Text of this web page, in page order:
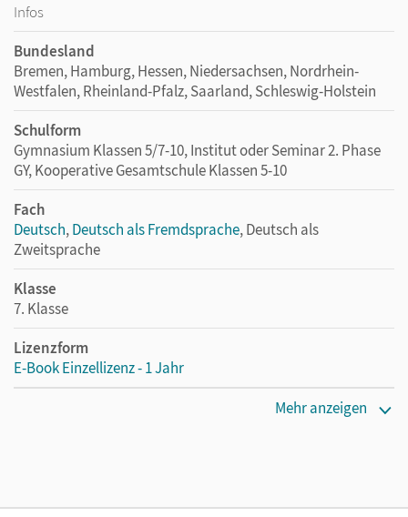
Infos
Bundesland
Bremen, Hamburg, Hessen, Niedersachsen, Nordrhein-
Westfalen, Rheinland-Pfalz, Saarland, Schleswig-Holstein
Schulform
Gymnasium Klassen 5/7-10, Institut oder Seminar 2. Phase
GY, Kooperative Gesamtschule Klassen 5-10
Fach
Deutsch,Deutsch als Fremdsprache, Deutsch als
Zweitsprache
Klasse
7. Klasse
Lizenzform
E-Book Einzellizenz - 1 Jahr
Privatpersonen, die nur mit dem E-Book arbeiten.
Mehr anzeigen